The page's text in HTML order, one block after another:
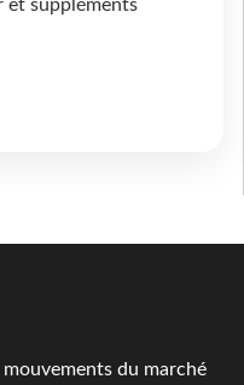
et suppléments
du marché